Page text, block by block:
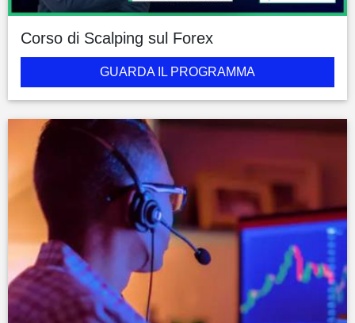
Corso di Scalping sul Forex
GUARDA IL PROGRAMMA